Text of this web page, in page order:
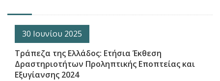
30 Ιουνίου 2025
Τράπεζα της Ελλάδος: Ετήσια Έκθεση
Δραστηριοτήτων Προληπτικής Εποπτείας και
Εξυγίανσης 2024